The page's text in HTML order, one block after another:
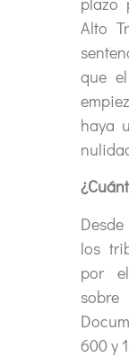
Alto
que
haya
los
por
600 y